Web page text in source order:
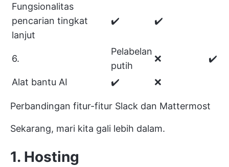
Fungsionalitas
pencarian tingkat
lanjut
✔️ ✔️
6.
Pelabelan
putih
❌ ✔️
Alat bantu AI ✔️ ❌
Perbandingan fitur-fitur Slack dan Mattermost
Sekarang, mari kita gali lebih dalam.
1. Hosting